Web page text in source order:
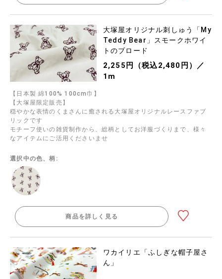
大塚屋オリジナル刺しゅう「My
Teddy Bear」スモークホワイ
トのブロード
2,255円（税込2,480円）／
1m
【日本製 綿100% 100cm巾】
【大塚屋限定販売】
穏やかな表情のくまさんに癒される大塚屋オリジナルレースファブ
リックです
モチーフ使いの雑貨制作から、総柄としてお洋服づくりまで、様々
なアイテムにご活用くださいませ
選択中の色、柄:
商品を詳しく見る
ワカイリエ「ふしぎな帽子屋さ
ん」